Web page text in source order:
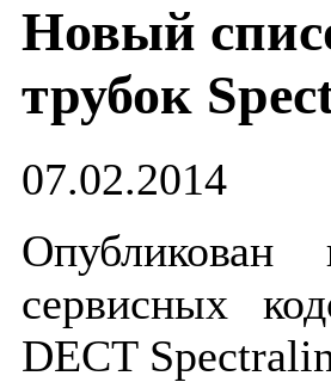
Новый
трубок
07.02.2014
сервисных
DECT